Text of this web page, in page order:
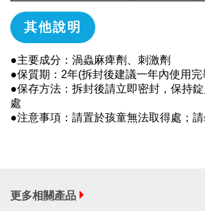
其他說明
●主要成分：渦蟲麻痺劑、刺激劑
●保質期：2年(拆封後建議一年內使用完
●保存方法：拆封後請立即密封，保持
處
●注意事項：請置於孩童無法取得處；請
更多相關產品